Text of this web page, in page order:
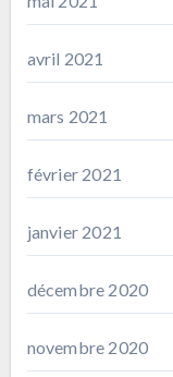
avril 2021
mars 2021
février 2021
janvier 2021
décembre 2020
novembre 2020